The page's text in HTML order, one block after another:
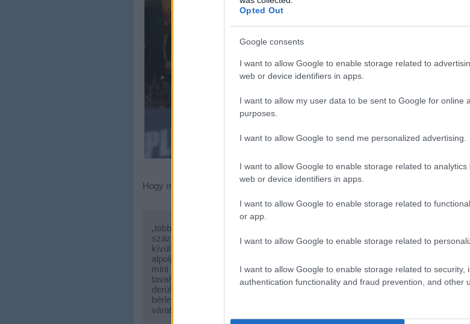
Opted Out
Google consents
I want to allow Google to enable storage related to
web or device identifiers in apps.
I want to allow my user data to be sent to Google for online
purposes.
I want to allow Google to send me personalized advertising.
I want to allow Google to enable storage related to analytics
web or device identifiers in apps.
I want to allow Google to enable storage related to
or app.
I want to allow Google to enable storage related to
I want to allow Google to enable storage related to security,
authentication functionality and fraud prevention, and other
Koncert a Rákóczi híd lábánál Fotó: fb.com/zoldpardon
Hogy miért maradtak mégis Újbudán? Mint az Urbanista kérdésére elmondták:
„többek között azért, mert decemberben a látogatói közvélemény kutatás 75
százalékban a XI. kerületet jelölte meg lehetséges elfogadható helyszínként.
kívül többször egyeztettünk a kerület polgármesterével, kabinetfőnökével,
alpolgármesterével, akiktől azt a tájékoztatást kaptuk, hogy a Rákóczi híd lábát –
mint lehetséges helyszínt – támogatják. Mi ezt elfogadtuk, mivel nem akartunk a
tavalyihoz hasonló küzdelmes évet. Ez lett belőle... Egyik egyeztetésen sem
derült ki számunkra, hogy az önkormányzat ezen a területen tulajdonos, sőt a
bérleti szerződésből sem, mert ott egy portugál cég volt megjelölve. Nekünk is
váratlan volt a helyzet, enyhén szólva."